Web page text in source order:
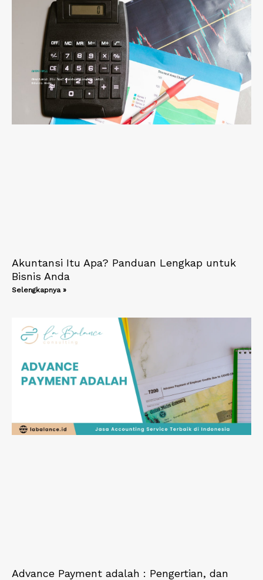
Akuntansi Itu Apa? Panduan Lengkap untuk
Bisnis Anda
Selengkapnya »
Advance Payment adalah : Pengertian, dan